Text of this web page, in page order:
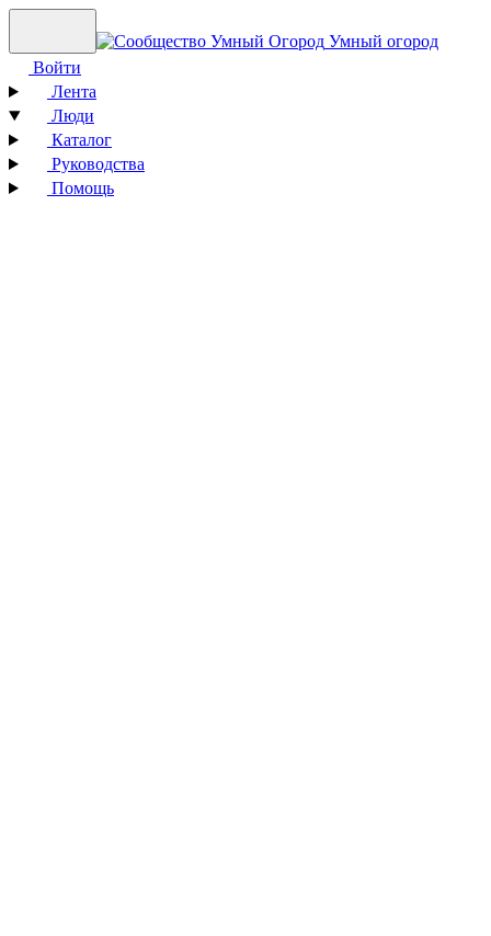
Умный огород
Войти
Лента
Люди
Каталог
Руководства
Помощь